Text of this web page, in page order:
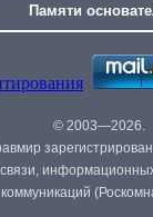
Памяти
© 2003—2026.
коммуникаций